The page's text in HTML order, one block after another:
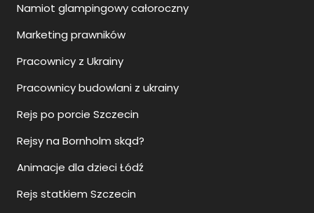
Namiot glampingowy całoroczny
Marketing prawników
Pracownicy z Ukrainy
Pracownicy budowlani z ukrainy
Rejs po porcie Szczecin
Rejsy na Bornholm skąd?
Animacje dla dzieci Łódź
Rejs statkiem Szczecin